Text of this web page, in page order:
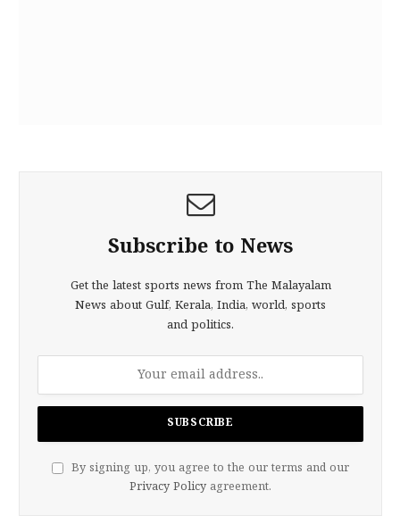
Subscribe to News
Get the latest sports news from The Malayalam
News about Gulf, Kerala, India, world, sports
and politics.
By signing up, you agree to the our terms and our
Privacy Policy agreement.